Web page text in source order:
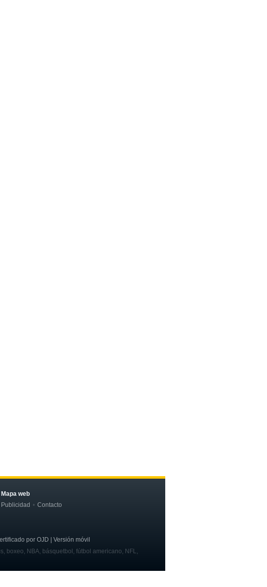
Mapa web
Publicidad
Contacto
por OJD | Versión móvil
NBA, básquetbol, fútbol americano, NFL,